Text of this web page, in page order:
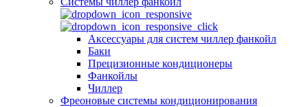
Аксессуары для систем чиллер фанкойл
Баки
Прецизионные кондиционеры
Фанкойлы
Чиллер
Фреоновые системы кондиционирования